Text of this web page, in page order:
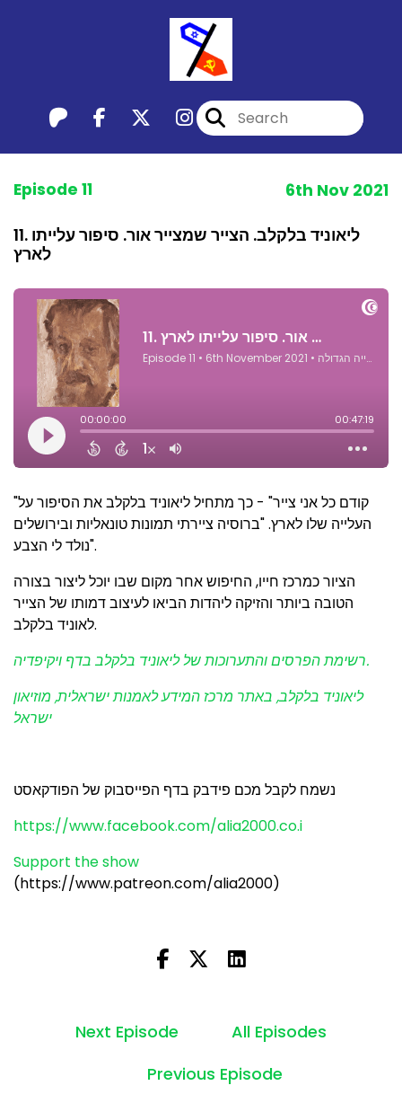
Episode 11 6th Nov 2021
11. ליאוניד בלקלב. הצייר שמצייר אור. סיפור עלייתו
לארץ
"קודם כל אני צייר" - כך מתחיל ליאוניד בלקלב את הסיפור על
העלייה שלו לארץ. "ברוסיה ציירתי תמונות טונאליות ובירושלים
נולד לי הצבע".
הציור כמרכז חייו, החיפוש אחר מקום שבו יוכל ליצור בצורה
הטובה ביותר והזיקה ליהדות הביאו לעיצוב דמותו של הצייר
לאוניד בלקלב.
רשימת הפרסים והתערוכות של ליאוניד בלקלב בדף ויקיפדיה.
ליאוניד בלקלב, באתר מרכז המידע לאמנות ישראלית, מוזיאון
ישראל
נשמח לקבל מכם פידבק בדף הפייסבוק של הפודקאסט
https://www.facebook.com/alia2000.co.i
Support the show
(https://www.patreon.com/alia2000)
Next Episode
All Episodes
Previous Episode